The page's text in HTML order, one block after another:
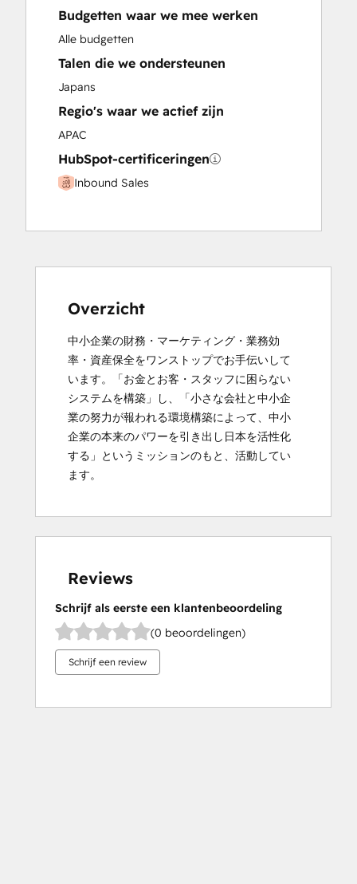
Budgetten waar we mee werken
Alle budgetten
Talen die we ondersteunen
Japans
Regio's waar we actief zijn
APAC
HubSpot-certificeringen
Inbound Sales
Overzicht
中小企業の財務・マーケティング・業務効
率・資産保全をワンストップでお手伝いして
います。「お金とお客・スタッフに困らない
システムを構築」し、「小さな会社と中小企
業の努力が報われる環境構築によって、中小
企業の本来のパワーを引き出し日本を活性化
する」というミッションのもと、活動してい
ます。
Reviews
Schrijf als eerste een klantenbeoordeling
(0 beoordelingen)
Schrijf een review